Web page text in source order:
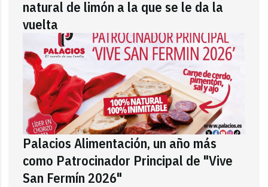
natural de limón a la que se le da la
vuelta
Palacios Alimentación, un año más
como Patrocinador Principal de "Vive
San Fermín 2026"